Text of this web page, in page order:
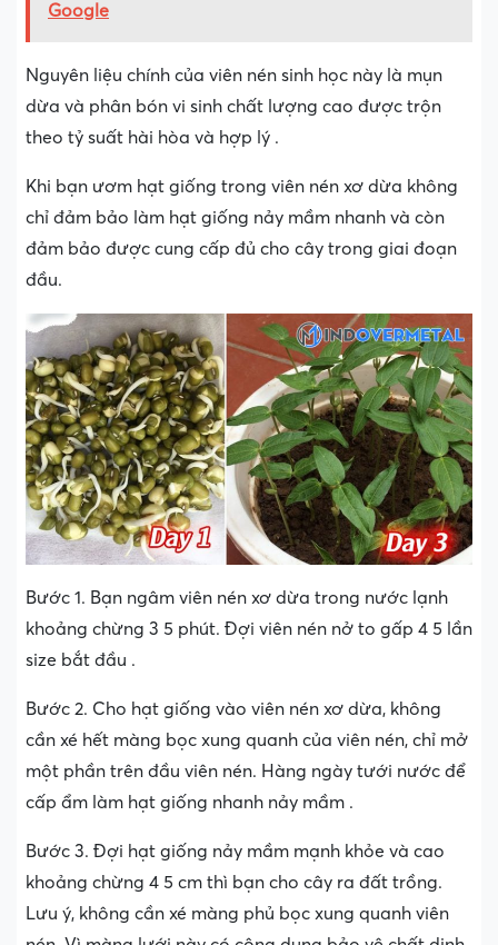
Google
Nguyên liệu chính của viên nén sinh học này là mụn
dừa và phân bón vi sinh chất lượng cao được trộn
theo tỷ suất hài hòa và hợp lý .
Khi bạn ươm hạt giống trong viên nén xơ dừa không
chỉ đảm bảo làm hạt giống nảy mầm nhanh và còn
đảm bảo được cung cấp đủ cho cây trong giai đoạn
đầu.
Bước 1. Bạn ngâm viên nén xơ dừa trong nước lạnh
khoảng chừng 3 5 phút. Đợi viên nén nở to gấp 4 5 lần
size bắt đầu .
Bước 2. Cho hạt giống vào viên nén xơ dừa, không
cần xé hết màng bọc xung quanh của viên nén, chỉ mở
một phần trên đầu viên nén. Hàng ngày tưới nước để
cấp ẩm làm hạt giống nhanh nảy mầm .
Bước 3. Đợi hạt giống nảy mầm mạnh khỏe và cao
khoảng chừng 4 5 cm thì bạn cho cây ra đất trồng.
Lưu ý, không cần xé màng phủ bọc xung quanh viên